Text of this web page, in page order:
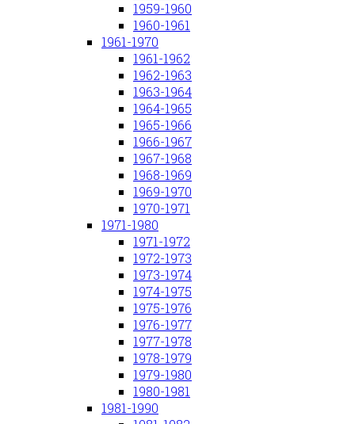
1959-1960
1960-1961
1961-1970
1961-1962
1962-1963
1963-1964
1964-1965
1965-1966
1966-1967
1967-1968
1968-1969
1969-1970
1970-1971
1971-1980
1971-1972
1972-1973
1973-1974
1974-1975
1975-1976
1976-1977
1977-1978
1978-1979
1979-1980
1980-1981
1981-1990